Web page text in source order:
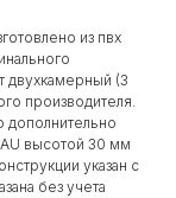
из пвх
двухкамерный (3
производителя.
дополнительно
высотой 30 мм
указан c
без учета